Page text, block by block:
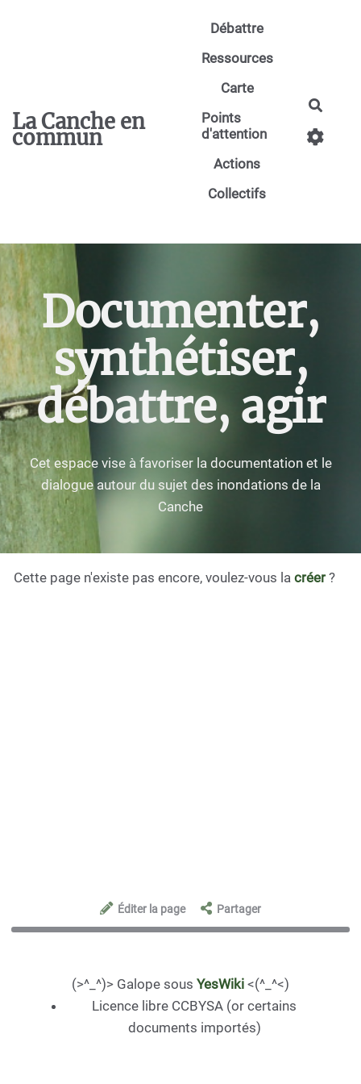
La Canche en
commun
Débattre
Ressources
Carte
Points
d'attention
Actions
Collectifs
Documenter,
synthétiser,
débattre, agir
Cet espace vise à favoriser la documentation et le
dialogue autour du sujet des inondations de la
Canche
Cette page n'existe pas encore, voulez-vous la créer?
Éditer la page Partager
(>^_^)> Galope sous YesWiki <(^_^<)
Licence libre CCBYSA (or certains
documents importés)